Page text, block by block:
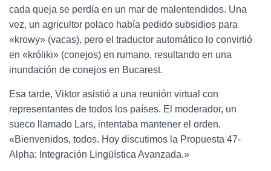
cada queja se perdía en un mar de malentendidos. Una
vez, un agricultor polaco había pedido subsidios para
«krowy» (vacas), pero el traductor automático lo convirtió
en «króliki» (conejos) en rumano, resultando en una
inundación de conejos en Bucarest.
Esa tarde, Viktor asistió a una reunión virtual con
representantes de todos los países. El moderador, un
sueco llamado Lars, intentaba mantener el orden.
«Bienvenidos, todos. Hoy discutimos la Propuesta 47-
Alpha: Integración Lingüística Avanzada.»